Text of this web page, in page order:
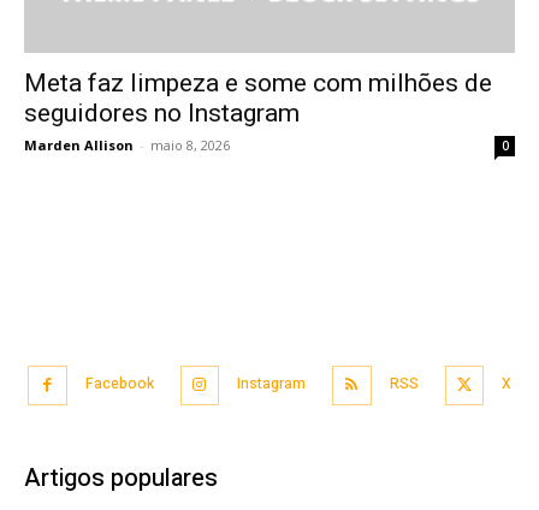
Meta faz limpeza e some com milhões de
seguidores no Instagram
Marden Allison - maio 8, 2026 0
Facebook Instagram RSS X
Artigos populares